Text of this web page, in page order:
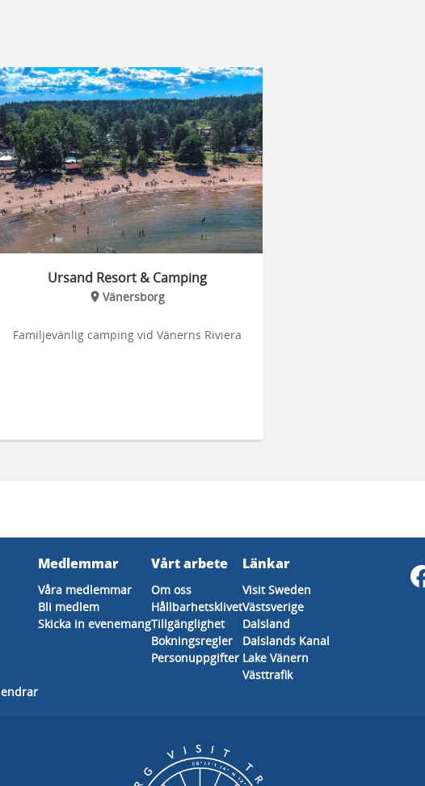
Ursand Resort & Camping
Vänersborg
Familjevänlig camping vid Vänerns Riviera
Medlemmar
Våra medlemmar
Bli medlem
Skicka in evenemang
Vårt arbete
Om oss
Hållbarhetsklivet
Tillgänglighet
Bokningsregler
Personuppgifter
Länkar
Visit Sweden
Västsverige
Dalsland
Dalslands Kanal
Lake Vänern
Västtrafik